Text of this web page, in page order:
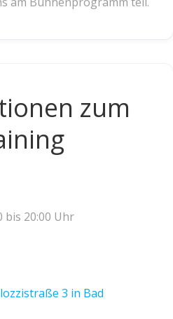
zum
bis 20:00 Uhr
3 in Bad